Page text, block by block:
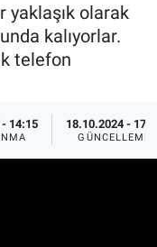
yaklaşık olarak
kalıyorlar.
telefon
14:15 18.10.2024 -
GÜNCELLEME